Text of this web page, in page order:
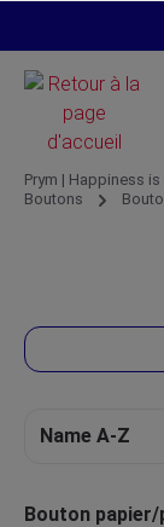
Prym | Happiness
Boutons
Bouton